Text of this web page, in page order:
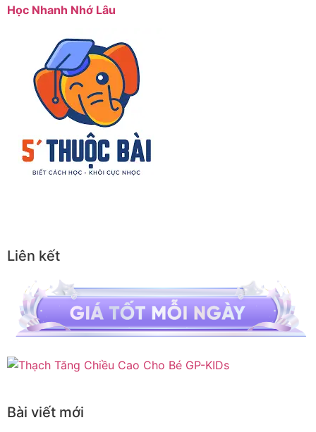
Học Nhanh Nhớ Lâu
Liên kết
Bài viết mới